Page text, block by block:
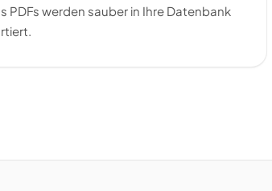
PDFs werden sauber in Ihre Datenbank